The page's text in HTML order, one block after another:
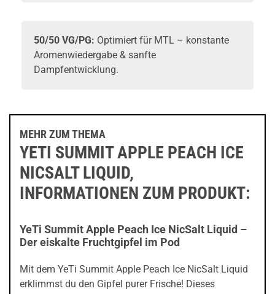
50/50 VG/PG: Optimiert für MTL – konstante
Aromenwiedergabe & sanfte
Dampfentwicklung.
MEHR ZUM THEMA
YETI SUMMIT APPLE PEACH ICE
NICSALT LIQUID,
INFORMATIONEN ZUM PRODUKT:
YeTi Summit Apple Peach Ice NicSalt Liquid –
Der eiskalte Fruchtgipfel im Pod
Mit dem YeTi Summit Apple Peach Ice NicSalt Liquid
erklimmst du den Gipfel purer Frische! Dieses